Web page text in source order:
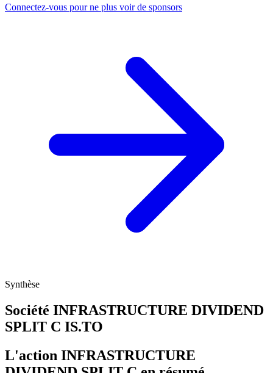
Connectez-vous pour ne plus voir de sponsors
Synthèse
Société INFRASTRUCTURE DIVIDEND
SPLIT C IS.TO
L'action INFRASTRUCTURE